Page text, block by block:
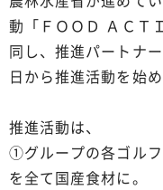
動「ＦＯＯＤ ＡＣＴ
同し、推進パートナ
日から推進活動を始
推進活動は、
①グループの各ゴル
を全て国産食材に。